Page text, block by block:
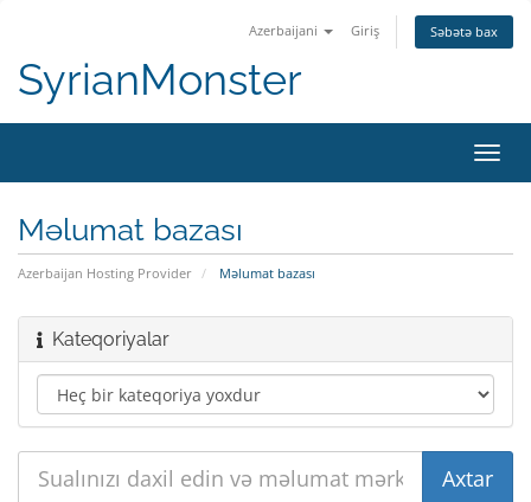
Azerbaijani Giriş Səbətə bax
SyrianMonster
keçid
Məlumat bazası
Azerbaijan Hosting Provider Məlumat bazası
Kateqoriyalar